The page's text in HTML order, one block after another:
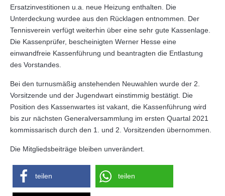
Ersatzinvestitionen u.a. neue Heizung enthalten. Die
Unterdeckung wurdee aus den Rücklagen entnommen. Der
Tennisverein verfügt weiterhin über eine sehr gute Kassenlage.
Die Kassenprüfer, bescheinigten Werner Hesse eine
einwandfreie Kassenführung und beantragten die Entlastung
des Vorstandes.
Bei den turnusmäßig anstehenden Neuwahlen wurde der 2.
Vorsitzende und der Jugendwart einstimmig bestätigt. Die
Position des Kassenwartes ist vakant, die Kassenführung wird
bis zur nächsten Generalversammlung im ersten Quartal 2021
kommissarisch durch den 1. und 2. Vorsitzenden übernommen.
Die Mitgliedsbeiträge bleiben unverändert.
teilen teilen